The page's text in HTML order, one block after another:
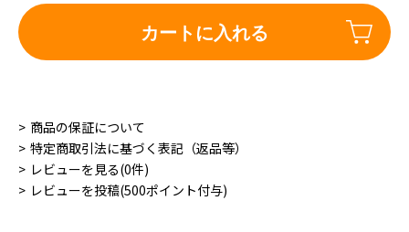
カートに入れる
商品の保証について
特定商取引法に基づく表記（返品等）
レビューを見る(0件)
レビューを投稿(500ポイント付与)